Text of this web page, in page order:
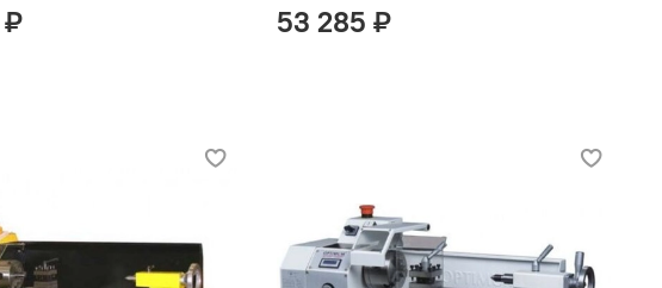
₽ 53 285 ₽